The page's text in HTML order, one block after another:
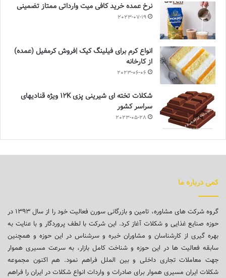
نرخ عمده خرید کافی میت وارداتی ممتاز تضمینی
2023-07-19
انواع کرم برای فیلینگ کیک |فروش کرمفیل (عمده)
از کارخانه
2023-06-06
شکلات تخته ای شیرینی پزی 12K ویژه قنادیهای
سراسر کشور
2023-05-28
کمی درباره ما
گروه شرکت های مشاوره، تامین و بازرگانی سورن فعالیت خود را از سال ۱۳۹۳ در
حوزه صنایع غذایی و شکلات آغاز کرد. این شرکت با لطف پروردگار و با عنایت به
بهره گیری از کارشناسان و مشاوران خبره و سرشناس در این حوزه و همچنین
سابقه فعالیت ها در این حوزه و شناخت کامل بازار، به سرعت مسیری هموار
جهت معاملات تجاری داخلی و بین الملل فراهم نمود. هم اکنون مجموعه
شکلات ایران مسیری هموار برای صادرات و واردات انواع شکلات در ایران را فراهم